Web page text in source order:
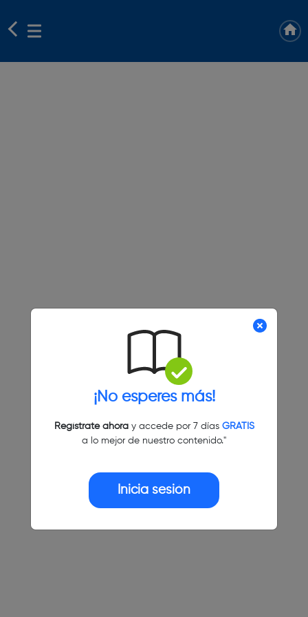
¡No esperes más!
Regístrate ahoray accede por 7 días GRATIS
a lo mejor de nuestro contenido."
Inicia sesión